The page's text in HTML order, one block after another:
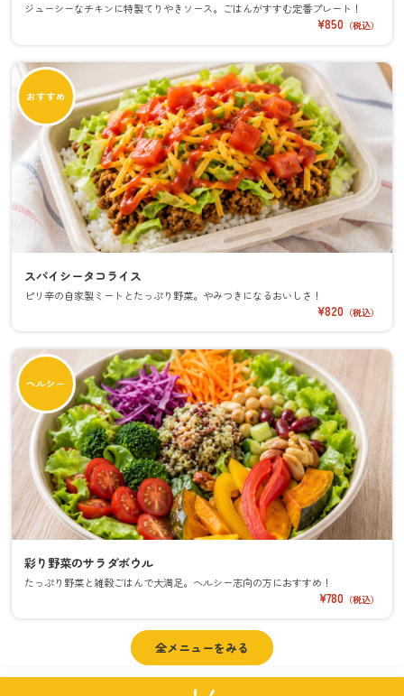
ジューシーなチキンに特製てりやきソース。ごはんがすすむ定番プレート！
¥850 （税込）
スパイシータコライス
ピリ辛の自家製ミートとたっぷり野菜。やみつきになるおいしさ！
¥820 （税込）
おすすめ
彩り野菜のサラダボウル
たっぷり野菜と雑穀ごはんで大満足。ヘルシー志向の方におすすめ！
¥780 （税込）
ヘルシー
全メニューをみる